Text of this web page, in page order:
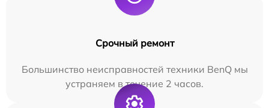
Срочный ремонт
Большинство неисправностей техники BenQ мы
устраняем в течение 2 часов.